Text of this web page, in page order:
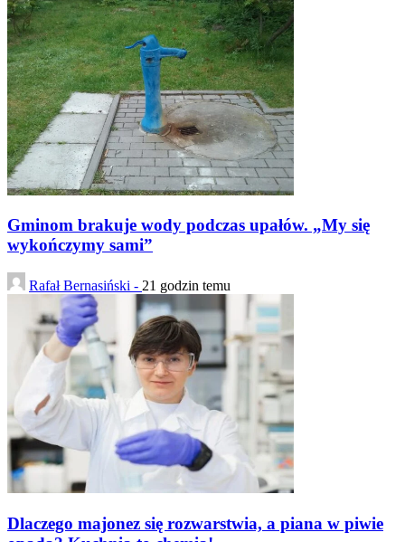
Gminom brakuje wody podczas upałów. „My się
wykończymy sami”
Rafał Bernasiński - 21 godzin temu
Dlaczego majonez się rozwarstwia, a piana w piwie